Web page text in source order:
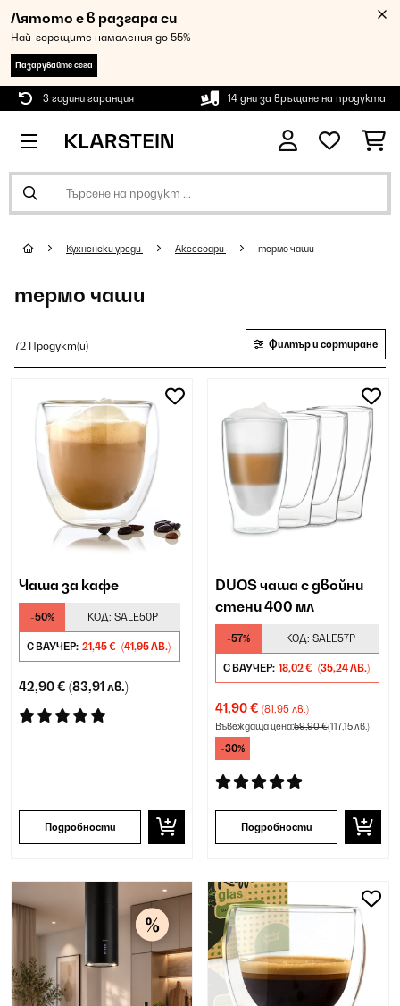
Лятото е в разгара си
Най-горещите намаления до 55%
Пазарувайте сега
3 години гаранция 14 дни за връщане на продукта
Кухненски уреди Аксесоари термо чаши
термо чаши
72 Продукт(и) Филтър и сортиране
Чаша за кафе
-50% КОД: SALE50P
С ВАУЧЕР: 21,45 € (41,95 ЛВ.)
42,90 € (83,91 лв.)
Подробности
DUOS чаша с двойни
стени 400 мл
-57% КОД: SALE57P
С ВАУЧЕР: 18,02 € (35,24 ЛВ.)
41,90 € (81,95 лв.)
Въвеждаща цена:59,90 €(117,15 лв.)
-30%
Подробности